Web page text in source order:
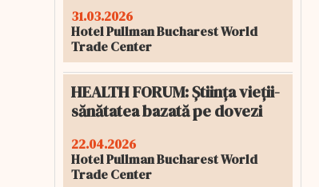
31.03.2026
Hotel Pullman Bucharest World
Trade Center
HEALTH FORUM: Știința vieții-
sănătatea bazată pe dovezi
22.04.2026
Hotel Pullman Bucharest World
Trade Center